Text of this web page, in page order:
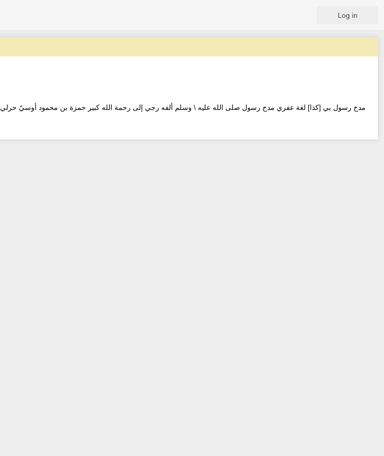
Log in
مدح رسول بي [كذا] لغة عفري مدح رسول صلى الله عليه \ وسلم ألفه رجي إلى رحمة الله كبير حمزة بن محمود أوسيّ حرلي